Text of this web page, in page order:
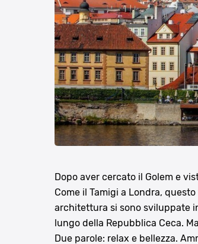
Dopo aver cercato il Golem e
Come il Tamigi a Londra,
architettura si sono sviluppate
lungo della Repubblica Ceca.
Due parole: relax e bellezza.